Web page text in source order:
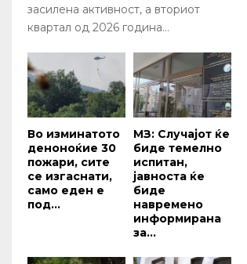
засилена активност, а вториот
квартал од 2026 година...
Во изминатото
деноноќие 30
пожари, сите
се изгаснати,
само еден е
под...
МЗ: Случајот ќе
биде темелно
испитан,
јавноста ќе
биде
навремено
информирана
за...